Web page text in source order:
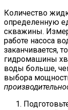
Количество
определенную
скважины.
работе насоса
заканчивается,
гидромашины
воды больше,
выбора